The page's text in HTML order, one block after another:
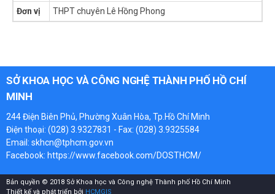
Đơn vị THPT chuyên Lê Hồng Phong
SỞ KHOA HỌC VÀ CÔNG NGHỆ THÀNH PHỐ HỒ CHÍ
MINH
244 Điện Biên Phủ, Phường Xuân Hòa, Tp.Hồ Chí Minh
Điện thoại: (028) 3.9327831 - Fax: (028) 3.9325584
Email: skhcn@tphcm.gov.vn
Facebook: https://www.facebook.com/DOSTHCM/
Bản quyền © 2018 Sở Khoa học và Công nghệ Thành phố Hồ Chí Minh
Thiết kế và phát triển bởi HCMGIS